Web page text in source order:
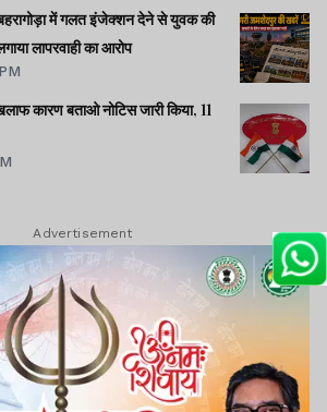
में गलत इंजेक्शन देने से युवक की
लापरवाही का आरोप
कारण बताओ नोटिस जारी किया, 11
Advertisement